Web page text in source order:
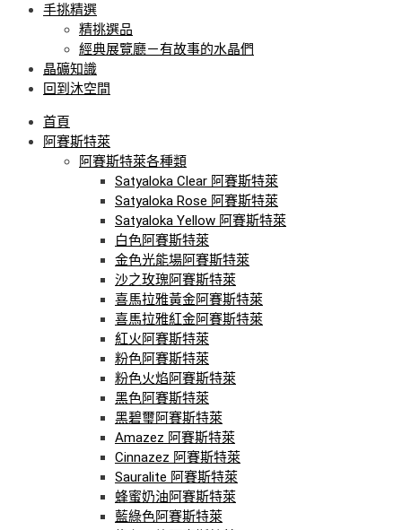
手挑精選
精挑選品
經典展覽廳－有故事的水晶們
晶礦知識
回到沐空間
首頁
阿賽斯特萊
阿賽斯特萊各種類
Satyaloka Clear 阿賽斯特萊
Satyaloka Rose 阿賽斯特萊
Satyaloka Yellow 阿賽斯特萊
白色阿賽斯特萊
金色光能場阿賽斯特萊
沙之玫瑰阿賽斯特萊
喜馬拉雅黃金阿賽斯特萊
喜馬拉雅紅金阿賽斯特萊
紅火阿賽斯特萊
粉色阿賽斯特萊
粉色火焰阿賽斯特萊
黑色阿賽斯特萊
黑碧璽阿賽斯特萊
Amazez 阿賽斯特萊
Cinnazez 阿賽斯特萊
Sauralite 阿賽斯特萊
蜂蜜奶油阿賽斯特萊
藍綠色阿賽斯特萊